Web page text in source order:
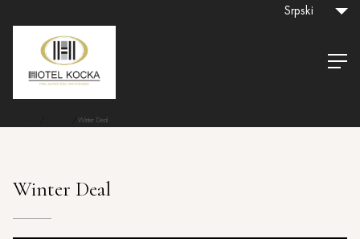
Srpski
Winter Deal
Winter Deal